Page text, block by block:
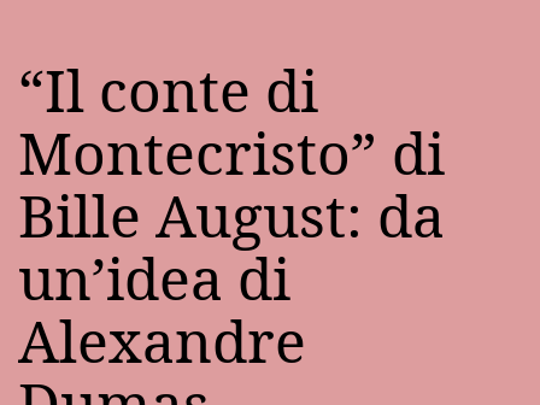
“Il conte di
Montecristo” di
Bille August: da
un’idea di
Alexandre